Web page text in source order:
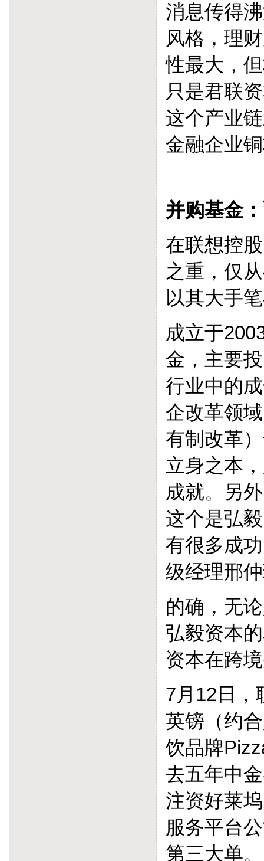
消息传得
风格，理
性最大，
只是君联
这个产业
金融企业
并购基金
在联想控
之重，仅
以其大手
成立于
金，主要
行业中的
企改革领
有制改革
立身之本
成就。另
这个是弘
有很多成
级经理邢
的确，无
弘毅资本
资本在跨
7月12日，
英镑（约
饮品牌
去五年中
注资好莱
服务平台
第三大单。